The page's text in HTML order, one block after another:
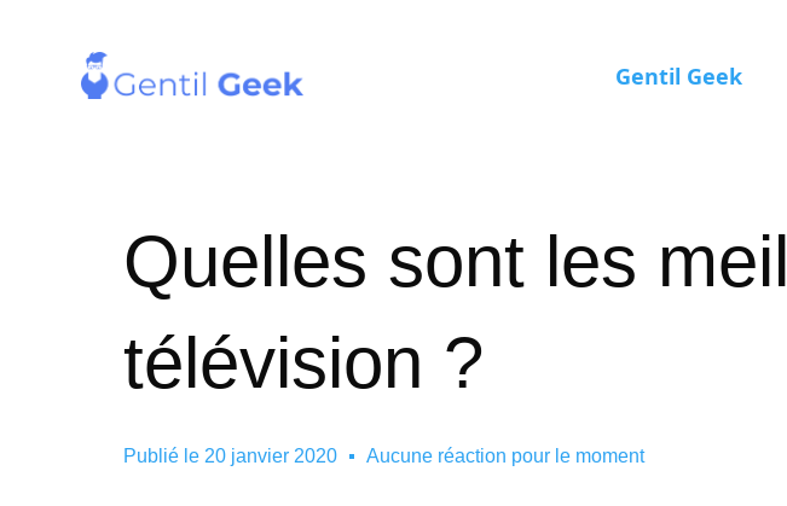
Gentil Geek
Quelles sont les
télévision ?
Publié le 20 janvier 2020 Aucune réaction pour le moment